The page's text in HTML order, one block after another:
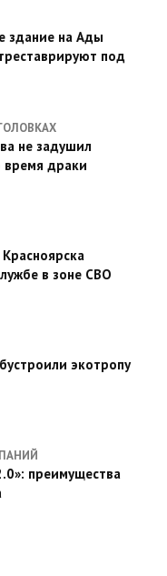
здание на Ады
под
не задушил
время драки
в зоне СВО
экотропу
преимущества